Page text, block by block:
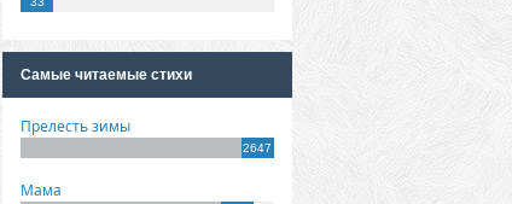
Самые читаемые стихи
Прелесть зимы
2647
Мама